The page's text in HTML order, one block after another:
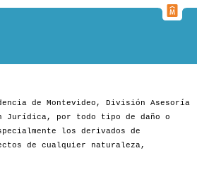
de Montevideo, División Asesoría
Jurídica, por todo tipo de daño o
los derivados de
de cualquier naturaleza,